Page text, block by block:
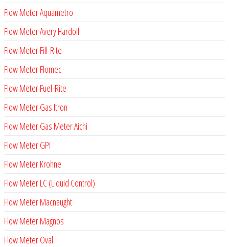
Flow Meter Aquametro
Flow Meter Avery Hardoll
Flow Meter Fill-Rite
Flow Meter Flomec
Flow Meter Fuel-Rite
Flow Meter Gas Itron
Flow Meter Gas Meter Aichi
Flow Meter GPI
Flow Meter Krohne
Flow Meter LC (Liquid Control)
Flow Meter Macnaught
Flow Meter Magnos
Flow Meter Oval